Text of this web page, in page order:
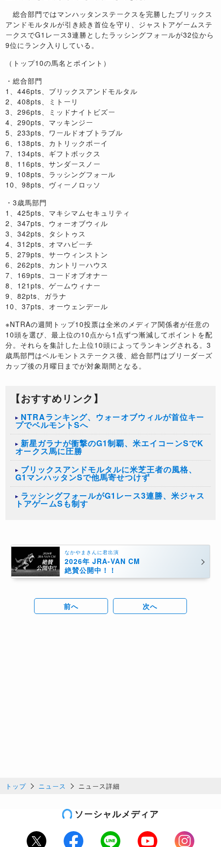
総合部門ではマンハッタンステークスを完勝したブリックス
アンドモルタルが引き続き首位を守り、ジャストアゲームステ
ークスでG1レース3連勝としたラッシングフォールが32位から
9位にランク入りしている。
（トップ10の馬名とポイント）
・総合部門
1、446pts、ブリックスアンドモルタル
2、408pts、ミトーリ
3、296pts、ミッドナイトビズー
4、290pts、マッキンジー
5、233pts、ワールドオブトラブル
6、138pts、カトリックボーイ
7、134pts、ギフトボックス
8、116pts、サンダースノー
9、108pts、ラッシングフォール
10、98pts、ヴィーノロッソ
・3歳馬部門
1、425pts、マキシマムセキュリティ
2、347pts、ウォーオブウィル
3、342pts、タシトゥス
4、312pts、オマハビーチ
5、279pts、サーウィンストン
6、262pts、カントリーハウス
7、169pts、コードオブオナー
8、121pts、ゲームウィナー
9、82pts、ガラナ
10、37pts、オーウェンデール
※NTRAの週間トップ10投票は全米のメディア関係者が任意の
10頭を選び、最上位の10点から1点ずつ漸減してポイントを配
分。それらを集計した上位10頭によってランキングされる。3
歳馬部門はベルモントステークス後、総合部門はブリーダーズ
カップ後の月曜日までが対象期間となる。
【おすすめリンク】
NTRAランキング、ウォーオブウィルが首位キー
プでベルモントSへ
新星ガラナが衝撃のG1制覇、米エイコーンSでK
オークス馬に圧勝
ブリックスアンドモルタルに米芝王者の風格、
G1マンハッタンSで他馬寄せつけず
ラッシングフォールがG1レース3連勝、米ジャス
トアゲームSも制す
なかやまきんに君出演
2026年 JRA-VAN CM
絶賛公開中！！
前へ 次へ
トップ ニュース ニュース詳細
ソーシャルメディア